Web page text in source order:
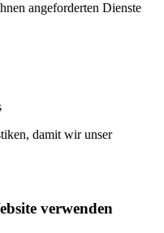
angeforderten Dienste
damit wir unser
verwenden